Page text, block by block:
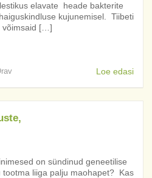
elavate heade bakterite
kujunemisel. Tiibeti
võimsaid […]
Loe edasi
on sündinud geneetilise
liiga palju maohapet? Kas